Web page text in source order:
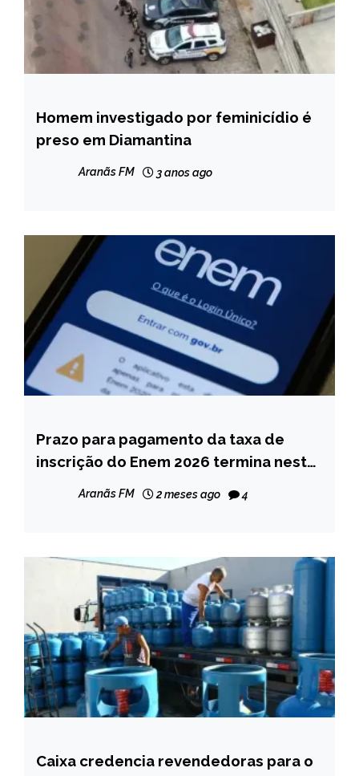
MINAS
GERAIS
NOTÍCIAS
Homem investigado por feminicídio é
preso em Diamantina
Aranãs FM 3 anos ago
BRASIL
NOTÍCIAS
Prazo para pagamento da taxa de
inscrição do Enem 2026 termina nesta
Aranãs FM 2 meses ago 4
BRASIL
Caixa credencia revendedoras para o